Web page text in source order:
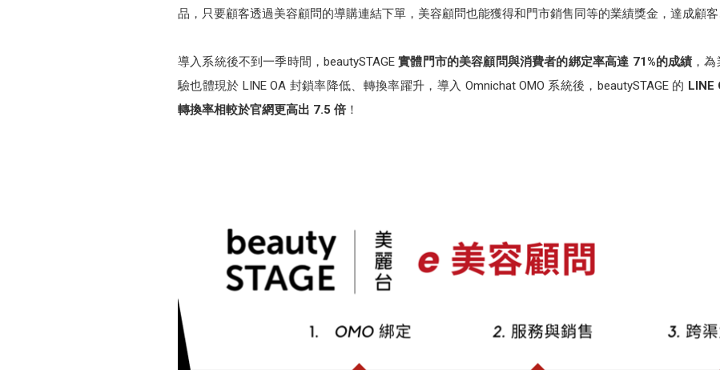
品，只要顧客透過美容顧問的導購連結下單，美容顧問也能獲得和門市銷售同等的業績獎金，達成顧客
導入系統後不到一季時間，beautySTAGE 實體門市的美容顧問與消費者的綁定率高達 71%的成績 ，
驗也體現於 LINE OA 封鎖率降低、轉換率躍升，導入 Omnichat OMO 系統後，beautySTAGE 的 LINE
轉換率相較於官網更高出 7.5 倍 ！